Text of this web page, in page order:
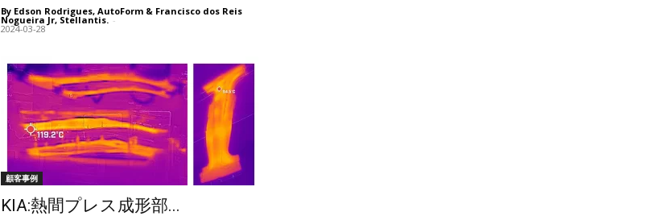
By Edson Rodrigues, AutoForm & Francisco dos Reis
Nogueira Jr, Stellantis. -
2024-03-28
顧客事例
KIA:熱間プレス成形部...